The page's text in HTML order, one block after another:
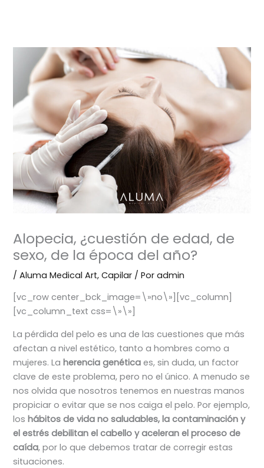
Alopecia, ¿cuestión de edad, de
sexo, de la época del año?
/Aluma Medical Art,Capilar / Poradmin
[vc_row center_bck_image=\»no\»][vc_column]
[vc_column_text css=\»\»]
La pérdida del pelo es una de las cuestiones que más
afectan a nivel estético, tanto a hombres como a
mujeres. Laherencia genética es, sin duda, un factor
clave de este problema, pero no el único. A menudo se
nos olvida que nosotros tenemos en nuestras manos
propiciar o evitar que se nos caiga el pelo. Por ejemplo,
loshábitos de vida no saludables, la contaminación y
el estrés debilitan el cabello y aceleran el proceso de
caída, por lo que debemos tratar de corregir estas
situaciones.